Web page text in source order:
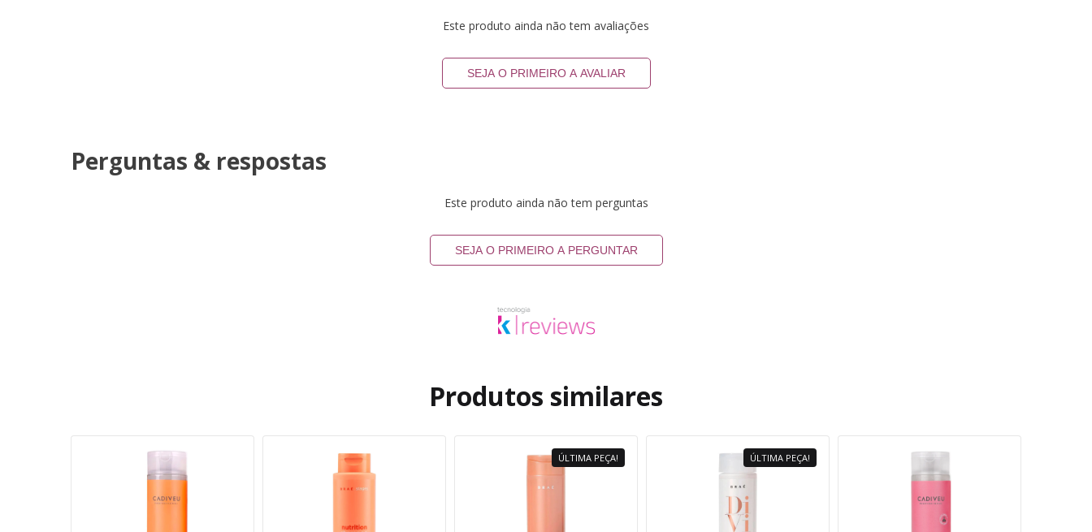
Este produto ainda não tem avaliações
SEJA O PRIMEIRO A AVALIAR
Perguntas & respostas
Este produto ainda não tem perguntas
SEJA O PRIMEIRO A PERGUNTAR
Produtos similares
ÚLTIMA PEÇA! ÚLTIMA PEÇA!